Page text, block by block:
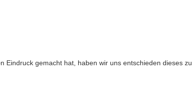
gemacht hat, haben wir uns entschieden dieses zu